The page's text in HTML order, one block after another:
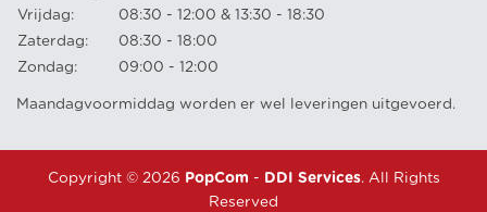
Vrijdag:
08:30 - 12:00 & 13:30 - 18:30
Zaterdag:
08:30 - 18:00
Zondag:
09:00 - 12:00
Maandagvoormiddag worden er wel leveringen uitgevoerd.
Copyright © 2026 PopCom - DDI Services. All Rights
Reserved